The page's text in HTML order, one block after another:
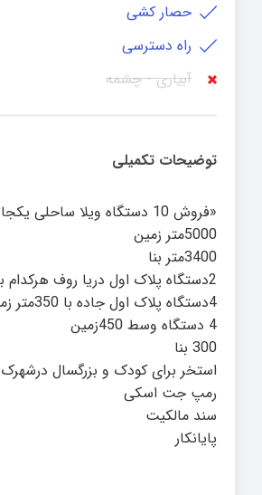
حصار کشی
راه دسترسی
آبیاری - چشمه
توضیحات تکمیلی
«فروش 10 دستگاه ویلا ساحلی یکجا محدوده نوشهر»
5000متر زمین
3400متر بنا
2دستگاه پلاک اول دریا روف هرکدام با 600 زمین 400 بنا
4دستگاه پلاک اول جاده با 350متر زمین 300 بنا 3خواب
4 دستگاه وسط 450زمین
300 بنا
استخر برای کودک و بزرگسال درشهرک
رمپ جت اسکی
سند مالکیت
پایانکار